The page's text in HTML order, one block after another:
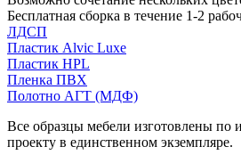
Бесплатная сборка в течение 1-2
ЛДСП
Пластик Alvic Luxe
Пластик HPL
Пленка ПВХ
Полотно АГТ (МДФ)
Все образцы мебели изготовлены по
проекту в единственном экземпляре.